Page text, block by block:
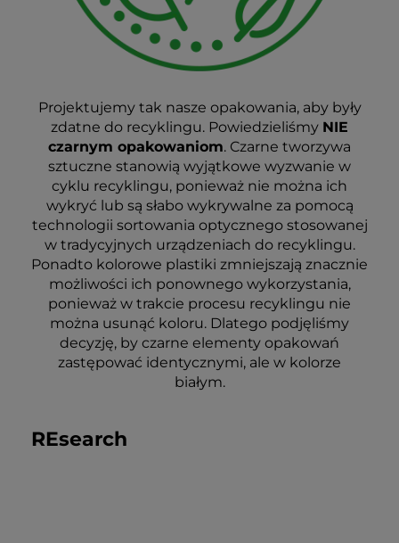
Projektujemy tak nasze opakowania, aby były
zdatne do recyklingu. Powiedzieliśmy NIE
czarnym opakowaniom. Czarne tworzywa
sztuczne stanowią wyjątkowe wyzwanie w
cyklu recyklingu, ponieważ nie można ich
wykryć lub są słabo wykrywalne za pomocą
technologii sortowania optycznego stosowanej
w tradycyjnych urządzeniach do recyklingu.
Ponadto kolorowe plastiki zmniejszają znacznie
możliwości ich ponownego wykorzystania,
ponieważ w trakcie procesu recyklingu nie
można usunąć koloru. Dlatego podjęliśmy
decyzję, by czarne elementy opakowań
zastępować identycznymi, ale w kolorze
białym.
REsearch